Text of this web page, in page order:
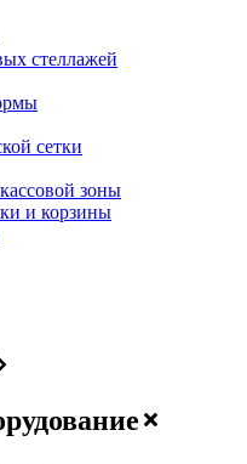
стеллажей
сетки
зоны
и корзины